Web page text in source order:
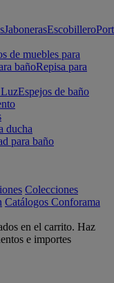
JabonerasEscobillero
de muebles para
bañoRepisa para
LuzEspejos de baño
ducha
para baño
Colecciones
Catálogos Conforama
en el carrito. Haz
e importes